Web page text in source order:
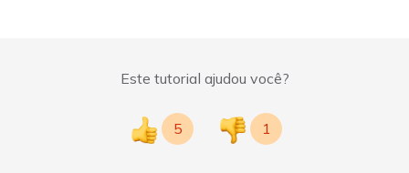
Este tutorial ajudou você?
5 1